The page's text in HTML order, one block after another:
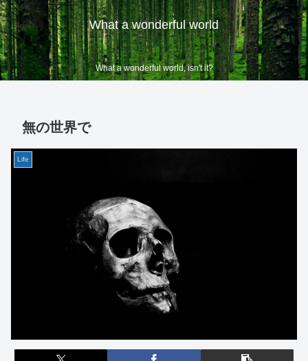
What a wonderful world
What a wonderful world, isn't it?
無の世界で
Life